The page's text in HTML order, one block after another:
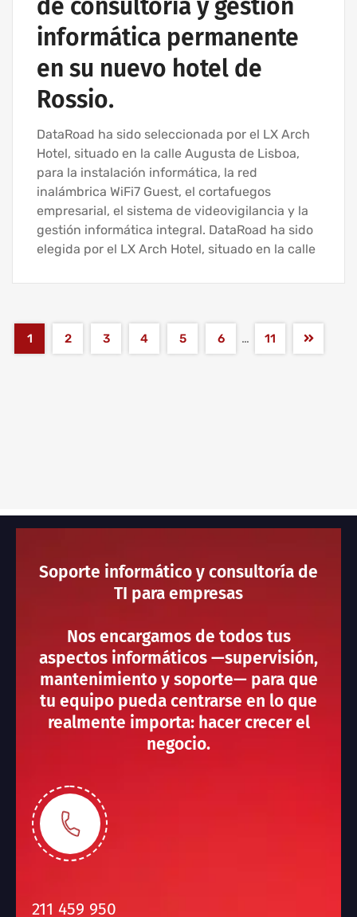
de consultoría y gestión
informática permanente
en su nuevo hotel de
Rossio.
DataRoad ha sido seleccionada por el LX Arch
Hotel, situado en la calle Augusta de Lisboa,
para la instalación informática, la red
inalámbrica WiFi7 Guest, el cortafuegos
empresarial, el sistema de videovigilancia y la
gestión informática integral. DataRoad ha sido
elegida por el LX Arch Hotel, situado en la calle
1 2 3 4 5 6 … 11
Soporte informático y consultoría de
TI para empresas
Nos encargamos de todos tus
aspectos informáticos —supervisión,
mantenimiento y soporte— para que
tu equipo pueda centrarse en lo que
realmente importa: hacer crecer el
negocio.
211 459 950